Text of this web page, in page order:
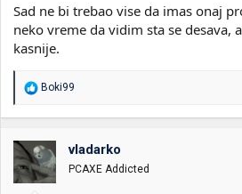
j
a
Sad ne bi trebao vise da imas onaj
neko vreme da vidim sta se desava,
kasnije.
R
o
v
a
n
Boki99
vladarko
PCAXE Addicted